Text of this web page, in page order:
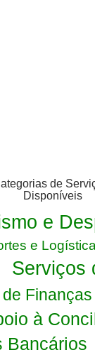
de
Disponíveis
e
e Logística
Serviços
Finanças
à
Bancários